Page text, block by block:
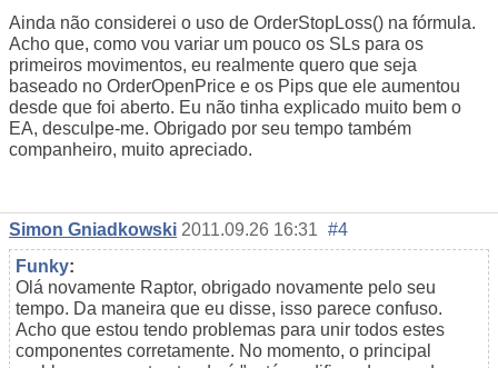
Ainda não considerei o uso de OrderStopLoss() na fórmula.
Acho que, como vou variar um pouco os SLs para os
primeiros movimentos, eu realmente quero que seja
baseado no OrderOpenPrice e os Pips que ele aumentou
desde que foi aberto. Eu não tinha explicado muito bem o
EA, desculpe-me. Obrigado por seu tempo também
companheiro, muito apreciado.
Simon Gniadkowski 2011.09.26 16:31 #4
Funky:
Olá novamente Raptor, obrigado novamente pelo seu
tempo. Da maneira que eu disse, isso parece confuso.
Acho que estou tendo problemas para unir todos estes
componentes corretamente. No momento, o principal